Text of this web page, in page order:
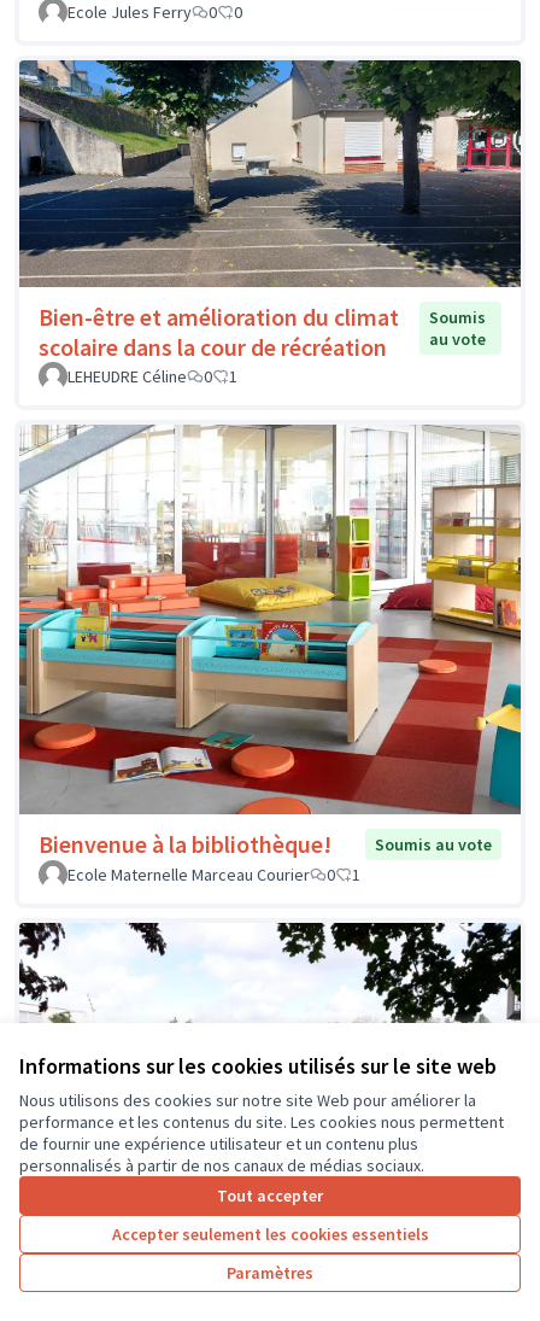
Informations sur les cookies utilisés sur le site web
Nous utilisons des cookies sur notre site Web pour améliorer la
performance et les contenus du site. Les cookies nous permettent
de fournir une expérience utilisateur et un contenu plus
personnalisés à partir de nos canaux de médias sociaux.
Tout accepter
Accepter seulement les cookies essentiels
Paramètres
Ecole Jules Ferry
0 0
Bien-être et amélioration du climat
scolaire dans la cour de récréation
Soumis
au vote
LEHEUDRE Céline
0 1
Bienvenue à la bibliothèque!
Soumis au vote
Ecole Maternelle Marceau Courier
0 1